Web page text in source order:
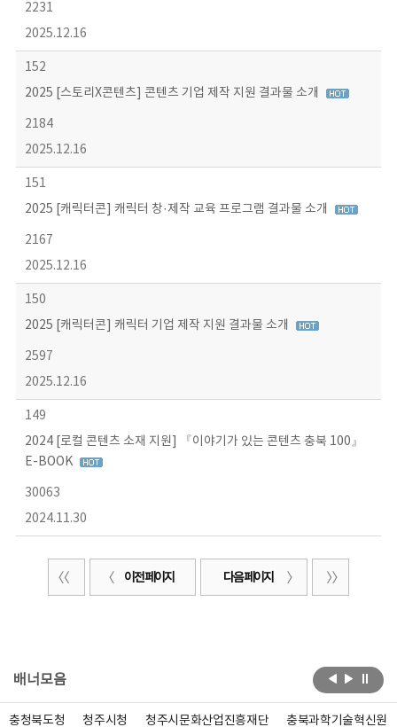
2231
2025.12.16
152
2025 [스토리X콘텐츠] 콘텐츠 기업 제작 지원 결과물 소개
2184
2025.12.16
151
2025 [캐릭터콘] 캐릭터 창·제작 교육 프로그램 결과물 소개
2167
2025.12.16
150
2025 [캐릭터콘] 캐릭터 기업 제작 지원 결과물 소개
2597
2025.12.16
149
2024 [로컬 콘텐츠 소재 지원] 『이야기가 있는 콘텐츠 충북 100』
E-BOOK
30063
2024.11.30
이전 페이지 다음 페이지
배너모음
충청북도청 청주시청 청주시문화산업진흥재단 충북과학기술혁신원